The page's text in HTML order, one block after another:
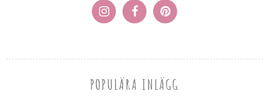
POPULÄRA INLÄGG